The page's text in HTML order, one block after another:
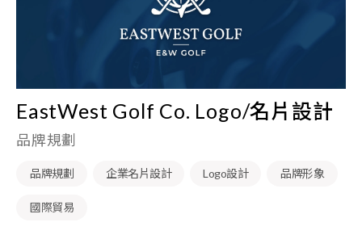
EastWest Golf Co. Logo/名片設計
品牌規劃
品牌規劃 企業名片設計 Logo設計 品牌形象
國際貿易